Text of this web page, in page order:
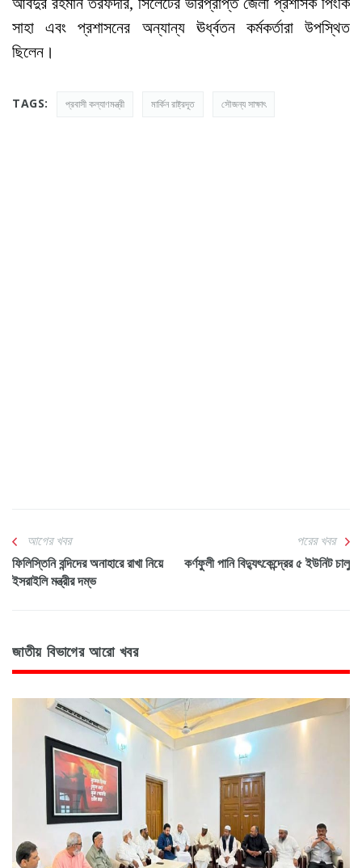
সাহা এবং প্রশাসনের অন্যান্য ঊর্ধ্বতন কর্মকর্তারা উপস্থিত
ছিলেন।
TAGS: প্রবাসী কল্যাণমন্ত্রী মার্কিন রাষ্ট্রদূত সৌজন্য সাক্ষাৎ
আগের খবর
ফিলিস্তিনি বন্দিদের অনাহারে রাখা নিয়ে
ইসরাইলি মন্ত্রীর দম্ভ
পরের খবর
কর্ণফুলী পানি বিদ্যুৎকেন্দ্রের ৫ ইউনিট চালু
জাতীয় বিভাগের আরো খবর